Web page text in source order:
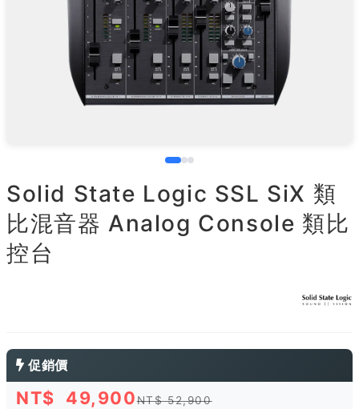
Solid State Logic SSL SiX 類
比混音器 Analog Console 類比
控台
促銷價
NT$ 49,900NT$ 52,900